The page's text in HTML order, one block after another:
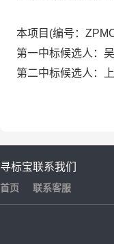
本项目(编号：
第一中标候选人：
第二中标候选人：
寻标宝
首页
联系我们
联系客服